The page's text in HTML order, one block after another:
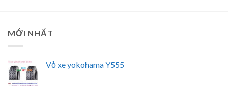
MỚI NHẤT
Vỏ xe yokohama Y555